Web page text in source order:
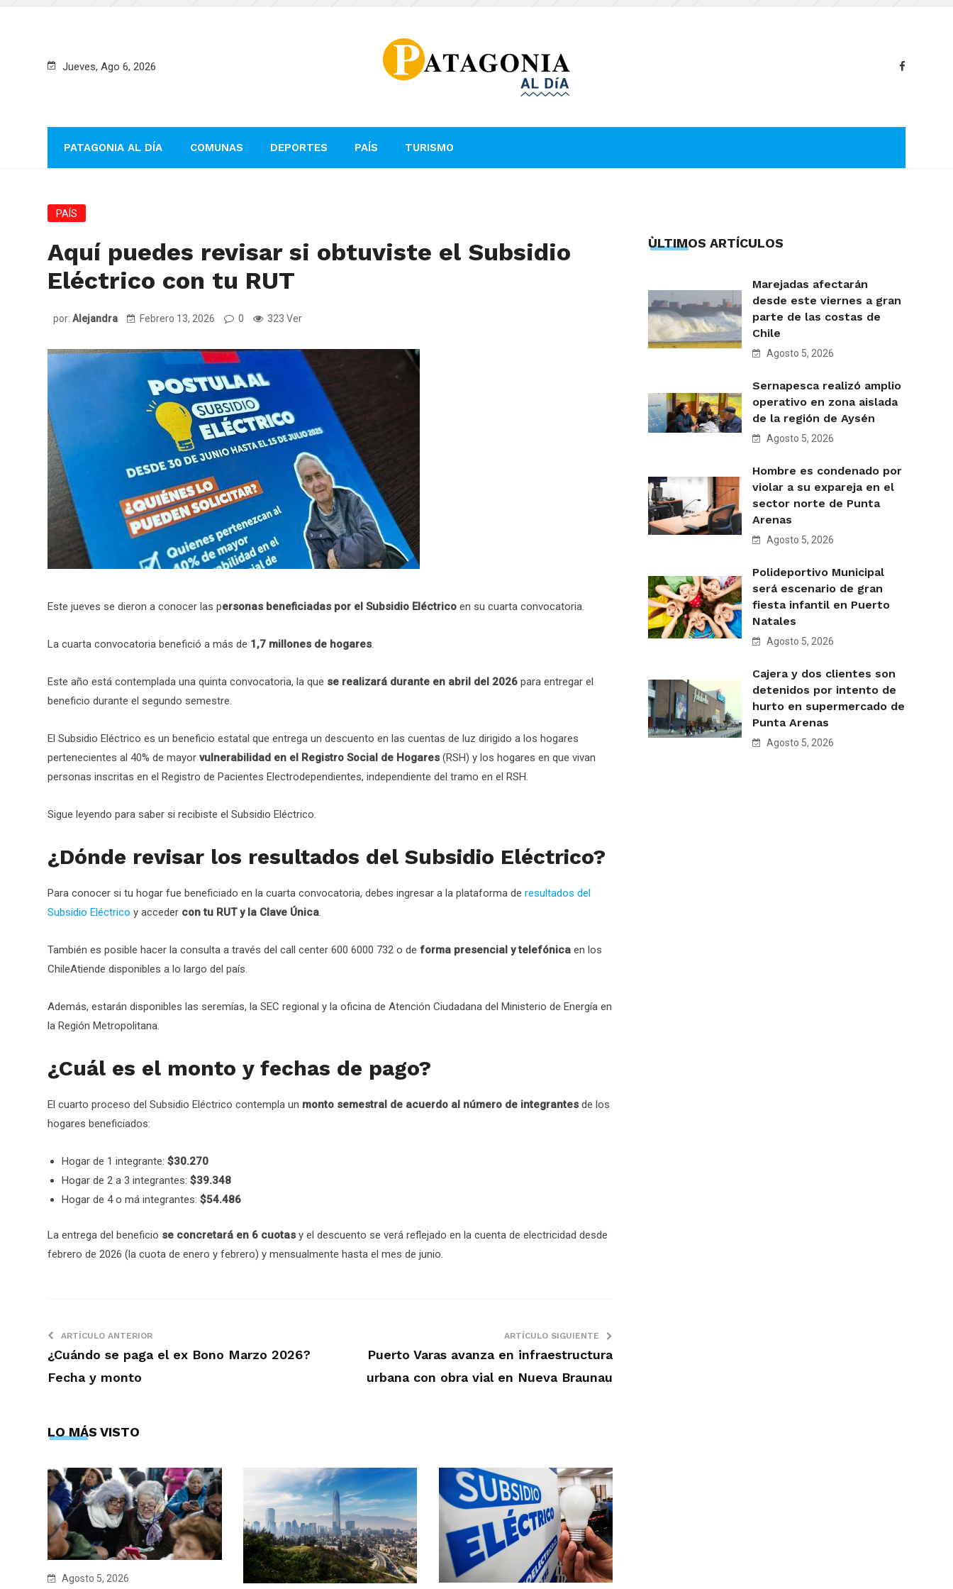
Jueves, Ago 6, 2026
PATAGONIA AL DÍA COMUNAS DEPORTES PAÍS TURISMO
PAÍS
Aquí puedes revisar si obtuviste el Subsidio
Eléctrico con tu RUT
por: Alejandra Febrero 13, 2026 0 323 Ver
Este jueves se dieron a conocer las personas beneficiadas por el Subsidio Eléctrico en su cuarta convocatoria.
La cuarta convocatoria benefició a más de 1,7 millones de hogares.
Este año está contemplada una quinta convocatoria, la que se realizará durante en abril del 2026 para entregar el
beneficio durante el segundo semestre.
El Subsidio Eléctrico es un beneficio estatal que entrega un descuento en las cuentas de luz dirigido a los hogares
pertenecientes al 40% de mayor vulnerabilidad en el Registro Social de Hogares (RSH) y los hogares en que vivan
personas inscritas en el Registro de Pacientes Electrodependientes, independiente del tramo en el RSH.
Sigue leyendo para saber si recibiste el Subsidio Eléctrico.
¿Dónde revisar los resultados del Subsidio Eléctrico?
Para conocer si tu hogar fue beneficiado en la cuarta convocatoria, debes ingresar a la plataforma de resultados del
Subsidio Eléctrico y acceder con tu RUT y la Clave Única.
También es posible hacer la consulta a través del call center 600 6000 732 o de forma presencial y telefónica en los
ChileAtiende disponibles a lo largo del país.
Además, estarán disponibles las seremías, la SEC regional y la oficina de Atención Ciudadana del Ministerio de Energía en
la Región Metropolitana.
¿Cuál es el monto y fechas de pago?
El cuarto proceso del Subsidio Eléctrico contempla un monto semestral de acuerdo al número de integrantes de los
hogares beneficiados:
Hogar de 1 integrante: $30.270
Hogar de 2 a 3 integrantes: $39.348
Hogar de 4 o má integrantes: $54.486
La entrega del beneficio se concretará en 6 cuotas y el descuento se verá reflejado en la cuenta de electricidad desde
febrero de 2026 (la cuota de enero y febrero) y mensualmente hasta el mes de junio.
ARTÍCULO ANTERIOR
¿Cuándo se paga el ex Bono Marzo 2026?
Fecha y monto
ARTÍCULO SIGUIENTE
Puerto Varas avanza en infraestructura
urbana con obra vial en Nueva Braunau
LO MÁS VISTO
Agosto 5, 2026
ÙLTIMOS ARTÍCULOS
Marejadas afectarán
desde este viernes a gran
parte de las costas de
Chile
Agosto 5, 2026
Sernapesca realizó amplio
operativo en zona aislada
de la región de Aysén
Agosto 5, 2026
Hombre es condenado por
violar a su expareja en el
sector norte de Punta
Arenas
Agosto 5, 2026
Polideportivo Municipal
será escenario de gran
fiesta infantil en Puerto
Natales
Agosto 5, 2026
Cajera y dos clientes son
detenidos por intento de
hurto en supermercado de
Punta Arenas
Agosto 5, 2026